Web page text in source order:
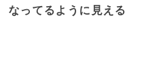
なってるように見える